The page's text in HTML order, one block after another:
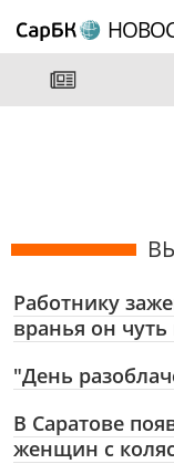
Работнику
вранья он
"День
В Саратове
женщин с